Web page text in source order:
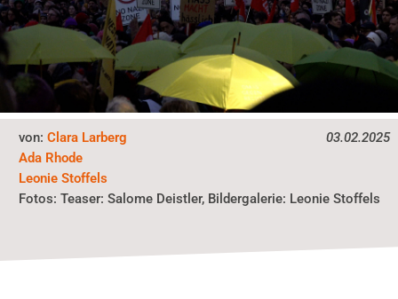
03.02.2025
von:Clara Larberg
Ada Rhode
Leonie Stoffels
Fotos:Teaser: Salome Deistler, Bildergalerie: Leonie Stoffels